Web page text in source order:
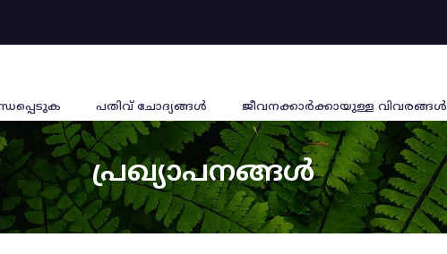
പതിവ് ചോദ്യങ്ങൾ ജീവനക്കാര്‍ക്കായുള്ള വിവരങ്ങള്‍
പ്രഖ്യാപനങ്ങൾ